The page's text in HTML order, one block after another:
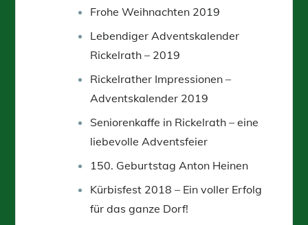
Frohe Weihnachten 2019
Lebendiger Adventskalender
Rickelrath – 2019
Rickelrather Impressionen –
Adventskalender 2019
Seniorenkaffe in Rickelrath – eine
liebevolle Adventsfeier
150. Geburtstag Anton Heinen
Kürbisfest 2018 – Ein voller Erfolg
für das ganze Dorf!